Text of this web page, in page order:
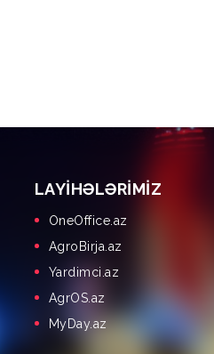
LAYIHƏLƏRIMIZ
OneOffice.az
AgroBirja.az
Yardimci.az
AgrOS.az
MyDay.az